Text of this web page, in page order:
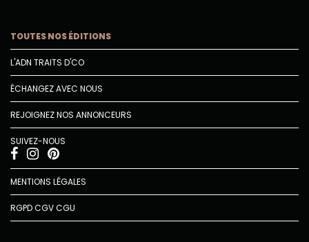
TOUTES NOS ÉDITIONS
L'ADN TRAITS D'CO
ÉCHANGEZ AVEC NOUS
REJOIGNEZ NOS ANNONCEURS
SUIVEZ-NOUS
MENTIONS LÉGALES
RGPDCGVCGU